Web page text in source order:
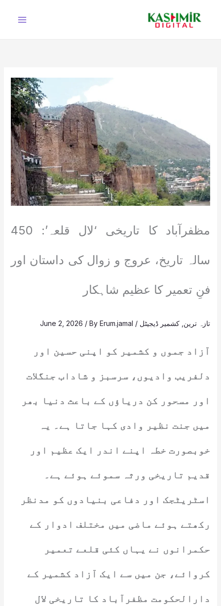
مظفرآباد کا تاریخی ‘لال قلعہ’: 450
سالہ تاریخ، عروج و زوال کی داستان اور
فنِ تعمیر کا عظیم شاہکار
تازہ ترین کشمیر ڈیجیٹل /
June 2, 2026 / ByErum.jamal
آزاد جموں و کشمیر کو اپنی حسین اور
دلفریب وادیوں، سرسبز و شاداب جنگلات
اور مسحور کن دریاؤں کے باعث دنیا بھر
میں جنت نظیر وادی کہا جاتا ہے۔ یہ
خوبصورت خطہ اپنے اندر ایک عظیم اور
قدیم تاریخی ورثہ سموئے ہوئے ہے۔
اسٹریٹجک اور دفاعی بنیادوں کو مدنظر
رکھتے ہوئے ماضی میں مختلف ادوار کے
حکمرانوں نے یہاں کئی قلعے تعمیر
کروائے، جن میں سے ایک آزاد کشمیر کے
دارالحکومت مظفرآباد کا تاریخی لال